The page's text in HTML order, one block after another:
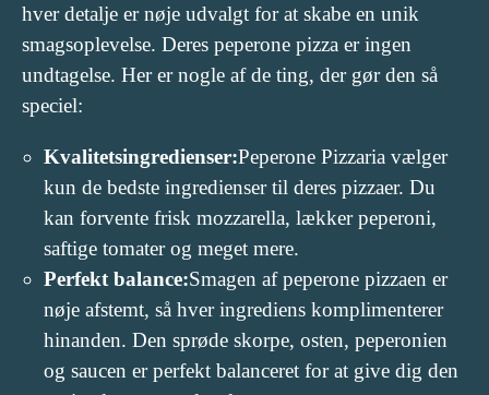
hver detalje er nøje udvalgt for at skabe en unik
smagsoplevelse. Deres peperone pizza er ingen
undtagelse. Her er nogle af de ting, der gør den så
speciel:
Kvalitetsingredienser:Peperone Pizzaria vælger
kun de bedste ingredienser til deres pizzaer. Du
kan forvente frisk mozzarella, lækker peperoni,
saftige tomater og meget mere.
Perfekt balance:Smagen af peperone pizzaen er
nøje afstemt, så hver ingrediens komplimenterer
hinanden. Den sprøde skorpe, osten, peperonien
og saucen er perfekt balanceret for at give dig den